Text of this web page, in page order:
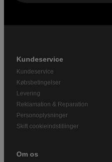
Kundeservice
Kundeservice
Købsbetingelser
Levering
Reklamation & Reparation
Personoplysninger
Skift cookieindstillinger
Om os